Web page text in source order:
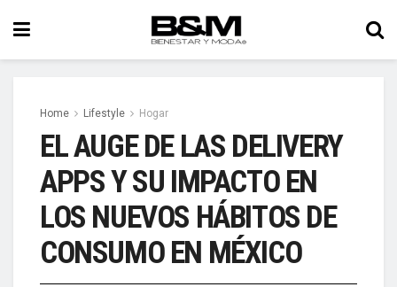
Home Lifestyle Hogar
EL AUGE DE LAS DELIVERY
APPS Y SU IMPACTO EN
LOS NUEVOS HÁBITOS DE
CONSUMO EN MÉXICO